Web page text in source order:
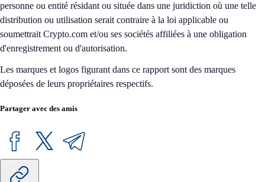
personne ou entité résidant ou située dans une juridiction où une telle
distribution ou utilisation serait contraire à la loi applicable ou
soumettrait Crypto.com et/ou ses sociétés affiliées à une obligation
d'enregistrement ou d'autorisation.
Les marques et logos figurant dans ce rapport sont des marques
déposées de leurs propriétaires respectifs.
Partager avec des amis